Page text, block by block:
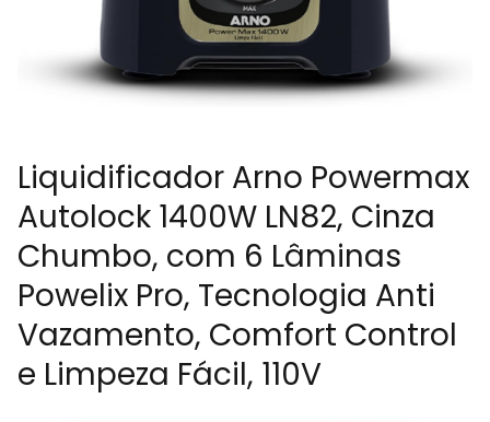
Liquidificador Arno Powermax
Autolock 1400W LN82, Cinza
Chumbo, com 6 Lâminas
Powelix Pro, Tecnologia Anti
Vazamento, Comfort Control
e Limpeza Fácil, 110V